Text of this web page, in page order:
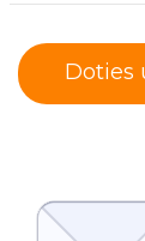
Doties